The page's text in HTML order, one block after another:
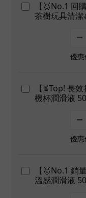
【🥇No.1 回
茶樹玩具清
優
【⏳Top! 長
機杯潤滑液
優
【🥇No.1 銷
溫感潤滑液